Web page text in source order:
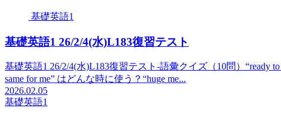
基礎英語1
基礎英語1 26/2/4(水)L183復習テスト
基礎英語1 26/2/4(水)L183復習テスト-語彙クイズ（10問）“ready
same for me” はどんな時に使う？“huge me...
2026.02.05
基礎英語1